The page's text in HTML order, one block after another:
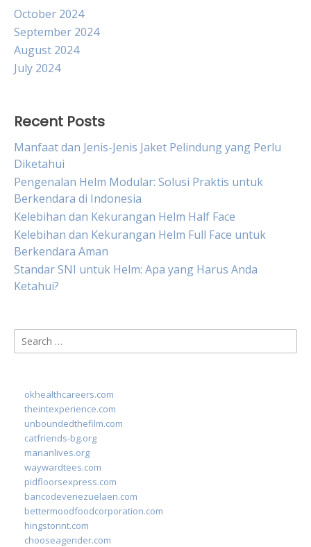
October 2024
September 2024
August 2024
July 2024
Recent Posts
Manfaat dan Jenis-Jenis Jaket Pelindung yang Perlu
Diketahui
Pengenalan Helm Modular: Solusi Praktis untuk
Berkendara di Indonesia
Kelebihan dan Kekurangan Helm Half Face
Kelebihan dan Kekurangan Helm Full Face untuk
Berkendara Aman
Standar SNI untuk Helm: Apa yang Harus Anda
Ketahui?
Search
for:
okhealthcareers.com
theintexperience.com
unboundedthefilm.com
catfriends-bg.org
marianlives.org
waywardtees.com
pidfloorsexpress.com
bancodevenezuelaen.com
bettermoodfoodcorporation.com
hingstonnt.com
chooseagender.com